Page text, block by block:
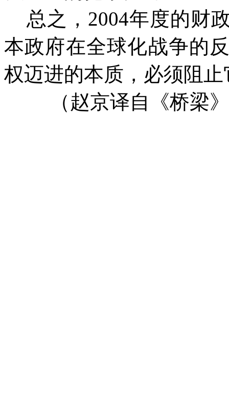
总之，2004年度的财
本政府在全球化战争的
权迈进的本质，必须阻
（赵京译自《桥梁